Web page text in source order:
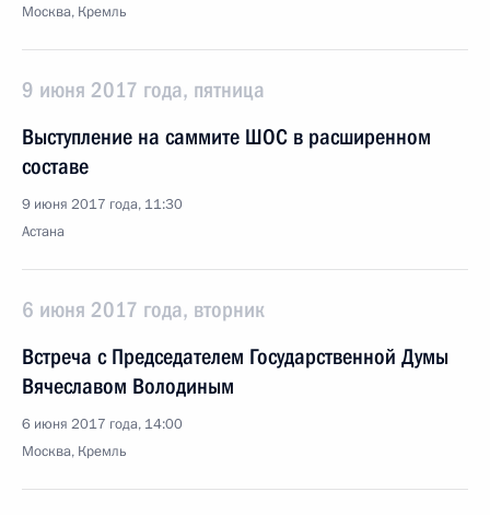
Москва, Кремль
9 июня 2017 года, пятница
Выступление на саммите ШОС в расширенном
составе
9 июня 2017 года, 11:30
Астана
6 июня 2017 года, вторник
Встреча с Председателем Государственной Думы
Вячеславом Володиным
6 июня 2017 года, 14:00
Москва, Кремль